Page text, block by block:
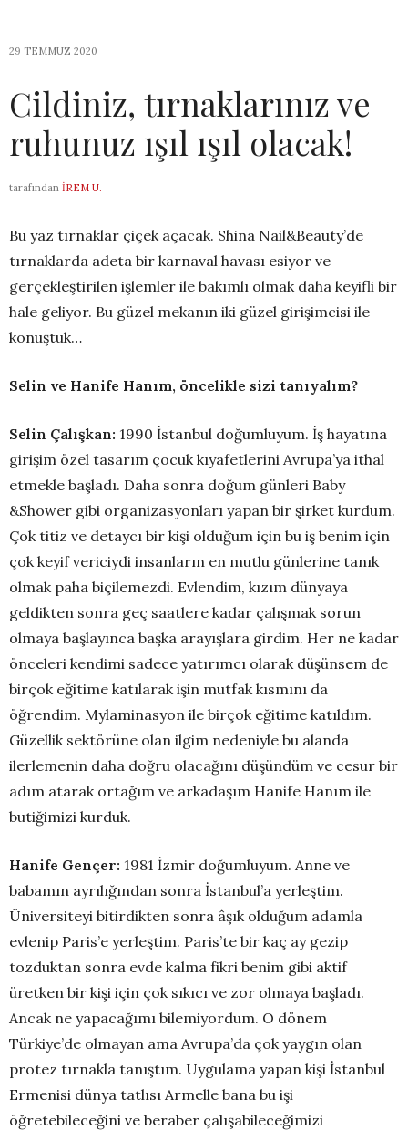
29 TEMMUZ 2020
Cildiniz, tırnaklarınız ve
ruhunuz ışıl ışıl olacak!
tarafından İREM U.
Bu yaz tırnaklar çiçek açacak. Shina Nail&Beauty’de
tırnaklarda adeta bir karnaval havası esiyor ve
gerçekleştirilen işlemler ile bakımlı olmak daha keyifli bir
hale geliyor. Bu güzel mekanın iki güzel girişimcisi ile
konuştuk…
Selin ve Hanife Hanım, öncelikle sizi tanıyalım?
Selin Çalışkan: 1990 İstanbul doğumluyum. İş hayatına
girişim özel tasarım çocuk kıyafetlerini Avrupa’ya ithal
etmekle başladı. Daha sonra doğum günleri Baby
&Shower gibi organizasyonları yapan bir şirket kurdum.
Çok titiz ve detaycı bir kişi olduğum için bu iş benim için
çok keyif vericiydi insanların en mutlu günlerine tanık
olmak paha biçilemezdi. Evlendim, kızım dünyaya
geldikten sonra geç saatlere kadar çalışmak sorun
olmaya başlayınca başka arayışlara girdim. Her ne kadar
önceleri kendimi sadece yatırımcı olarak düşünsem de
birçok eğitime katılarak işin mutfak kısmını da
öğrendim. Mylaminasyon ile birçok eğitime katıldım.
Güzellik sektörüne olan ilgim nedeniyle bu alanda
ilerlemenin daha doğru olacağını düşündüm ve cesur bir
adım atarak ortağım ve arkadaşım Hanife Hanım ile
butiğimizi kurduk.
Hanife Gençer: 1981 İzmir doğumluyum. Anne ve
babamın ayrılığından sonra İstanbul’a yerleştim.
Üniversiteyi bitirdikten sonra âşık olduğum adamla
evlenip Paris’e yerleştim. Paris’te bir kaç ay gezip
tozduktan sonra evde kalma fikri benim gibi aktif
üretken bir kişi için çok sıkıcı ve zor olmaya başladı.
Ancak ne yapacağımı bilemiyordum. O dönem
Türkiye’de olmayan ama Avrupa’da çok yaygın olan
protez tırnakla tanıştım. Uygulama yapan kişi İstanbul
Ermenisi dünya tatlısı Armelle bana bu işi
öğretebileceğini ve beraber çalışabileceğimizi